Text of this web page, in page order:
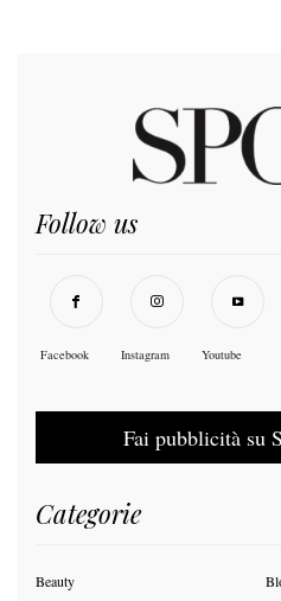
Follow us
Facebook Instagram Youtube
Fai pubblicità su
Categorie
Beauty